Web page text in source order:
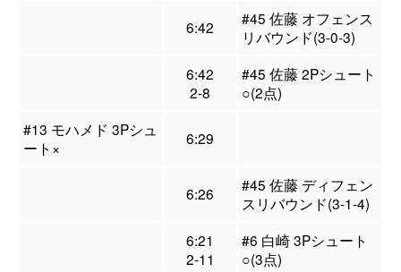
6:42
#45 佐藤 オフェンス
リバウンド(3-0-3)
6:42
2-8
#45 佐藤 2Pシュート
○(2点)
#13 モハメド 3Pシュ
ート×
6:29
6:26
#45 佐藤 ディフェン
スリバウンド(3-1-4)
6:21
2-11
#6 白崎 3Pシュート
○(3点)